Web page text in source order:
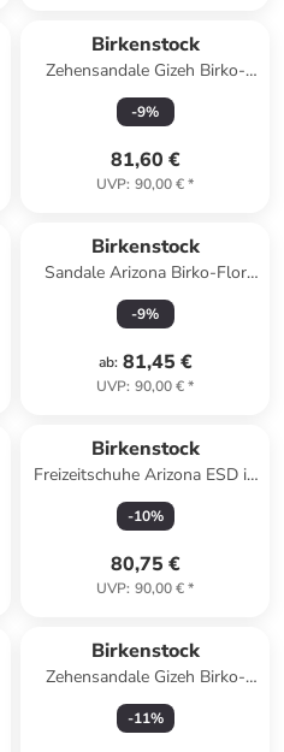
Birkenstock
Zehensandale Gizeh Birko-
Flor Normal in gold
-9%
81,60 €
UVP: 90,00 €*
Birkenstock
Sandale Arizona Birko-Flor
Schmal in gold
-9%
ab: 81,45 €
UVP: 90,00 €*
Birkenstock
Freizeitschuhe Arizona ESD in
schwarz in schwarz
-10%
80,75 €
UVP: 90,00 €*
Birkenstock
Zehensandale Gizeh Birko-
Flor Nubuk normal in braun
-11%